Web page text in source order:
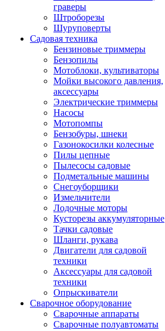
граверы
Штроборезы
Шуруповерты
Садовая техника
Бензиновые триммеры
Бензопилы
Мотоблоки, культиваторы
Мойки высокого давления,
аксессуары
Электрические триммеры
Насосы
Мотопомпы
Бензобуры, шнеки
Газонокосилки колесные
Пилы цепные
Пылесосы садовые
Подметальные машины
Снегоуборщики
Измельчители
Лодочные моторы
Кусторезы аккумуляторные
Тачки садовые
Шланги, рукава
Двигатели для садовой
техники
Аксессуары для садовой
техники
Опрыскиватели
Сварочное оборудование
Сварочные аппараты
Сварочные полуавтоматы